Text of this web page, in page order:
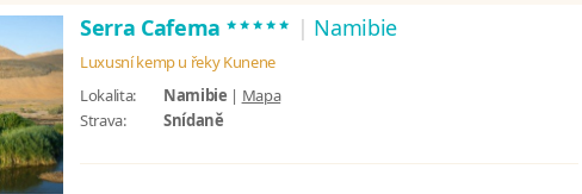
Serra Cafema ***** | Namibie
Luxusní kemp u řeky Kunene
Lokalita:
Namibie | Mapa
Strava:
Snídaně